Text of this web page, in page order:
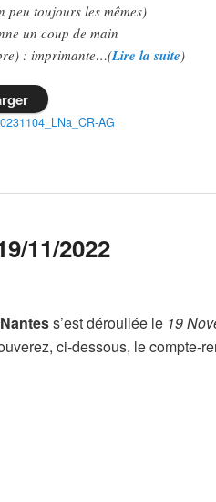
peu toujours les mêmes)
un coup de main
: imprimante…(Lire la suite)
AG
11/2022
s’est déroullée le 19
ci-dessous, le compte-